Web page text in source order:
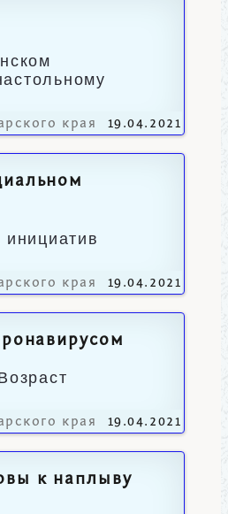
края 19.04.2021
инициатив
края 19.04.2021
края 19.04.2021
к наплыву